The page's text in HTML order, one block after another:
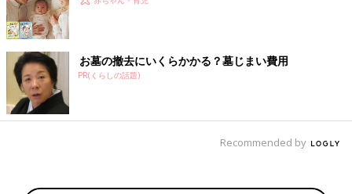
お墓の撤去にいくらかかる？墓じまい費用
PR(くらしの話題)
Recommended by